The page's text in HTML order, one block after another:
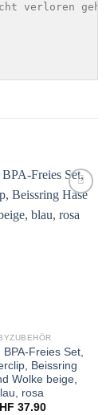
verloren
BPA-Freies Set,
Beissring
Wolke beige,
rosa
37.90